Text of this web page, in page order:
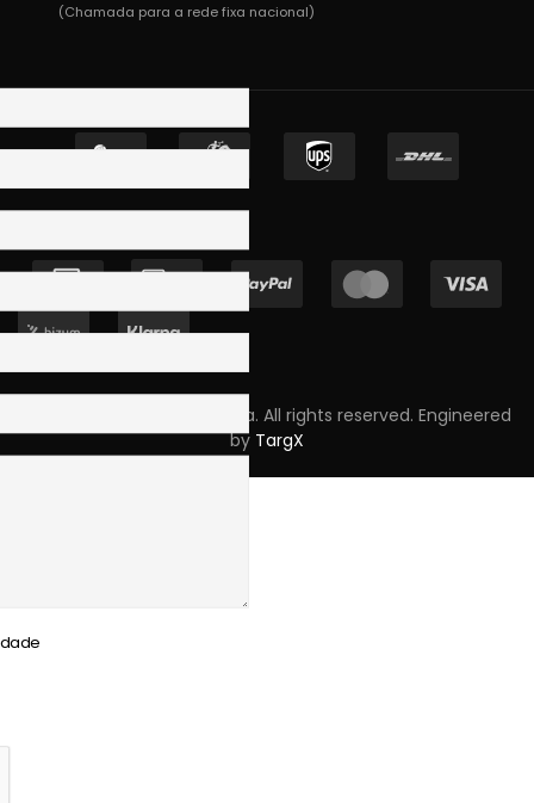
(Chamada para a rede fixa nacional)
Copyright © 2023 Skpro, Lda. All rights reserved. Engineered
by TargX